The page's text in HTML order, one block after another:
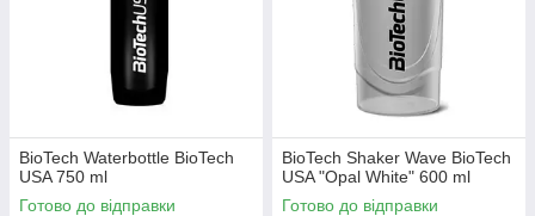
BioTech Waterbottle BioTech
USA 750 ml
Готово до відправки
BioTech Shaker Wave BioTech
USA "Opal White" 600 ml
Готово до відправки